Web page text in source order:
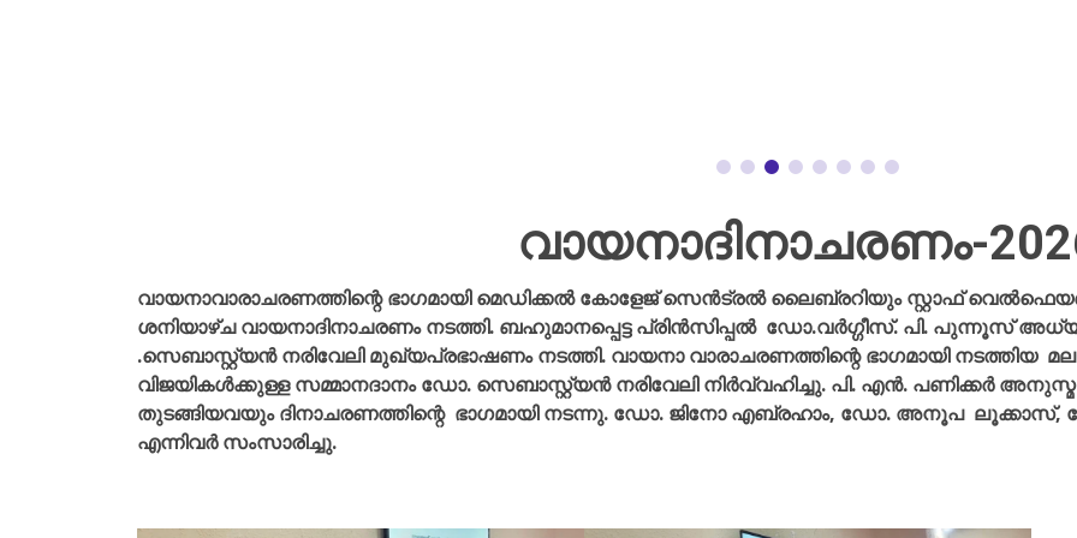
വായനാദിനാചരണം-
വായനാവാരാചരണത്തിന്റെ ഭാഗമായി മെഡിക്കൽ കോളേജ് സെൻട്രൽ ലൈബ്രറിയും സ്റ്റാഫ്
ശനിയാഴ്ച വായനാദിനാചരണം നടത്തി. ബഹുമാനപ്പെട്ട പ്രിൻസിപ്പൽ ഡോ.വർഗ്ഗീസ്. പി. പുന്നൂസ്
.സെബാസ്റ്റ്യൻ നരിവേലി മുഖ്യപ്രഭാഷണം നടത്തി. വായനാ വാരാചരണത്തിന്റെ ഭാഗമായി നടത്തിയ
വിജയികൾക്കുള്ള സമ്മാനദാനം ഡോ. സെബാസ്റ്റ്യൻ നരിവേലി നിർവ്വഹിച്ചു. പി. എൻ. പണിക്കർ
തുടങ്ങിയവയും ദിനാചരണത്തിന്റെ ഭാഗമായി നടന്നു. ഡോ. ജിനോ എബ്രഹാം, ഡോ. അനൂപ
എന്നിവർ സംസാരിച്ചു.